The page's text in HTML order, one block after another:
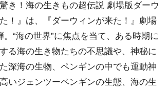
き！海の生きもの超伝説 劇場版ダーウ
！』は、『ダーウィンが来た！』劇場
。“海の世界”に焦点を当て、ある時期に
る海の生き物たちの不思議や、神秘に
深海の生物、ペンギンの中でも運動神
いジェンツーペンギンの生態、海の生